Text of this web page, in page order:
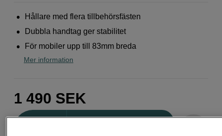
Hållare med flera tillbehörsfästen
Dubbla handtag ger stabilitet
För mobiler upp till 83mm breda
Mer information
1 490 SEK
Antal